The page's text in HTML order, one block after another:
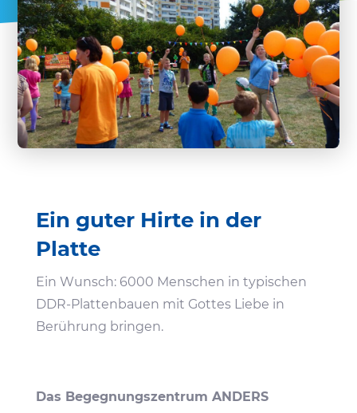
Ein guter Hirte in der
Platte
Ein Wunsch: 6000 Menschen in typi­schen
DDR-Plat­ten­bauen mit Gottes Liebe in
Berüh­rung bringen.
Das Begeg­nungs­zen­trum ANDERS